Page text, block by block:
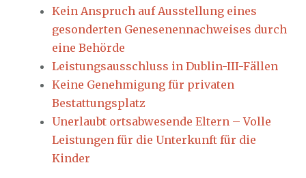
Kein Anspruch auf Ausstellung eines
gesonderten Genesenennachweises durch
eine Behörde
Leistungsausschluss in Dublin-III-Fällen
Keine Genehmigung für privaten
Bestattungsplatz
Unerlaubt ortsabwesende Eltern – Volle
Leistungen für die Unterkunft für die
Kinder